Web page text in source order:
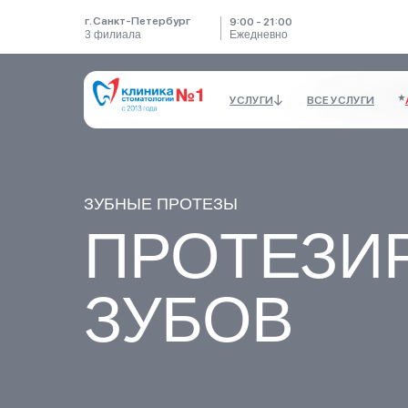
Ежедневно
9:00 - 21:00
г. Санкт-Петербург
3 филиала
УСЛУГИ ВСЕ УСЛУГИ
УСЛУГИ
ЗУБОВ
ЗУБНЫЕ ПРОТЕЗЫ